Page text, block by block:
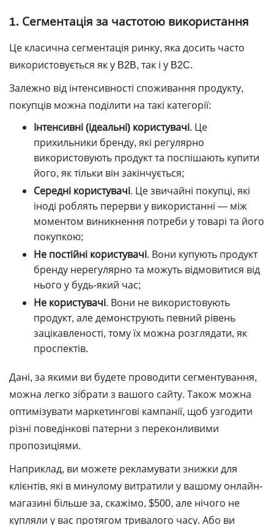
1. Сегментація за частотою використання
Це класична сегментація ринку, яка досить часто
використовується як у B2B, так і у B2C.
Залежно від інтенсивності споживання продукту,
покупців можна поділити на такі категорії:
Інтенсивні (ідеальні) користувачі. Це
прихильники бренду, які регулярно
використовують продукт та поспішають купити
його, як тільки він закінчується;
Середні користувачі. Це звичайні покупці, які
іноді роблять перерви у використанні — між
моментом виникнення потреби у товарі та його
покупкою;
Не постійні користувачі. Вони купують продукт
бренду нерегулярно та можуть відмовитися від
нього у будь-який час;
Не користувачі. Вони не використовують
продукт, але демонструють певний рівень
зацікавленості, тому їх можна розглядати, як
проспектів.
Дані, за якими ви будете проводити сегментування,
можна легко зібрати з вашого сайту. Також можна
оптимізувати маркетингові кампанії, щоб узгодити
різні поведінкові патерни з переконливими
пропозиціями.
Наприклад, ви можете рекламувати знижки для
клієнтів, які в минулому витратили у вашому онлайн-
магазині більше за, скажімо, $500, але нічого не
купляли у вас протягом тривалого часу. Або ви